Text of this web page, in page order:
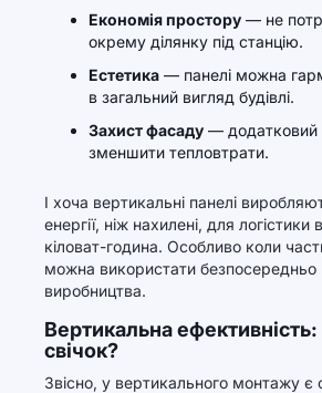
Економія простору — не
окрему ділянку під станцію.
Естетика — панелі можна
в загальний вигляд будівлі.
Захист фасаду — додатковий
зменшити тепловтрати.
І хоча вертикальні панелі
енергії, ніж нахилені, для
кіловат-година. Особливо коли
можна використати безпосередньо
виробництва.
Вертикальна ефективність:
свічок?
Звісно, у вертикального монтажу є